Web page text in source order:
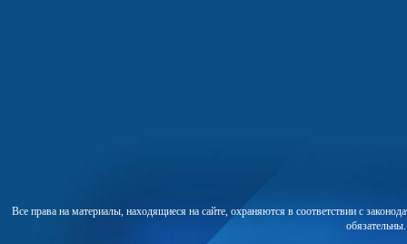
Все права на материалы, находящиеся на сайте, охраняются в соответствии с